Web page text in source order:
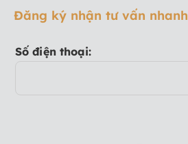
Đăng ký nhận tư vấn nhanh
Số điện thoại: